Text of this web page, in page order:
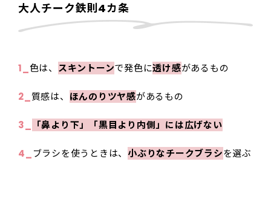
大人チーク鉄則4カ条
1_色は、 スキントーンで発色に透け感があるもの
2_質感は、 ほんのりツヤ感があるもの
3_ 「鼻より下」「黒目より内側」には広げない
4_ブラシを使うときは、 小ぶりなチークブラシを選ぶ